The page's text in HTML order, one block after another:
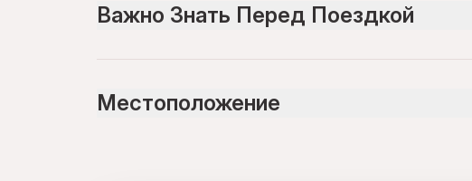
Entrance Fees
1 night hotel
Важно Знать Перед Поездкой
Suitable for all physical fitness levels
Местоположение